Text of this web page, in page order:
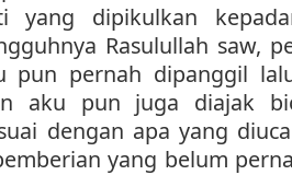
yang dipikulkan
Rasulullah saw,
pun pernah dipanggil
aku pun juga diajak
dengan apa yang
yang belum